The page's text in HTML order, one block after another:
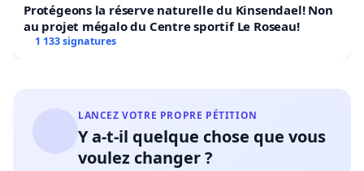
Protégeons la réserve naturelle du Kinsendael! Non
au projet mégalo du Centre sportif Le Roseau!
1 133 signatures
LANCEZ VOTRE PROPRE PÉTITION
Y a-t-il quelque chose que vous
voulez changer ?